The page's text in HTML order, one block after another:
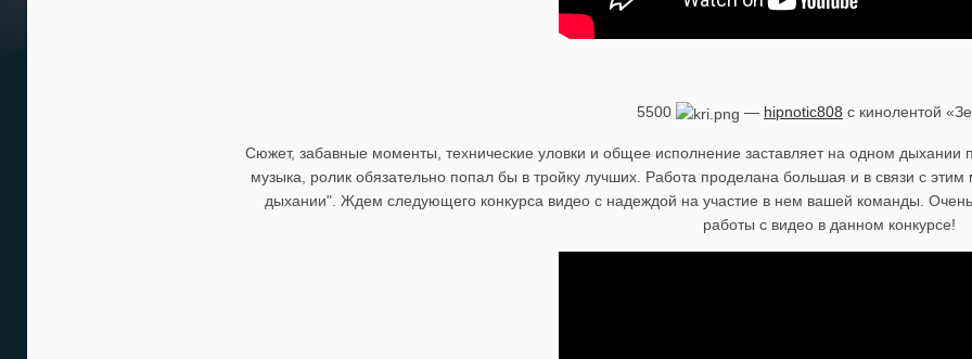
5500 — hipnotic808 с кинолентой
Сюжет, забавные моменты, технические уловки и общее исполнение заставляет на одном
музыка, ролик обязательно попал бы в тройку лучших. Работа проделана большая и в связи с
дыхании". Ждем следующего конкурса видео с надеждой на участие в нем вашей команды.
работы с видео в данном конкурсе!